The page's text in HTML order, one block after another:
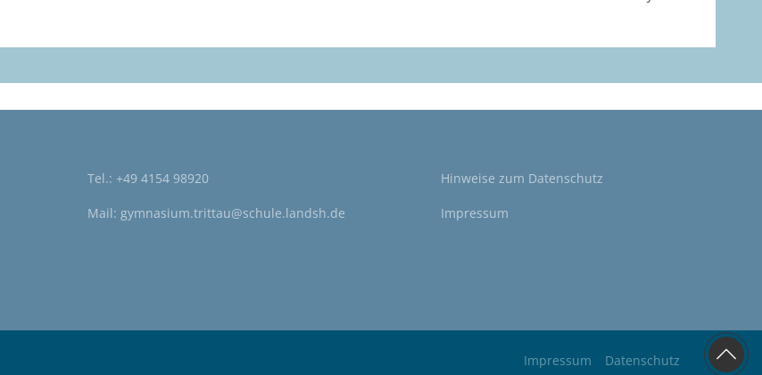
Tel.: +49 4154 98920
Mail: gymnasium.trittau@schule.landsh.de
Hinweise zum Datenschutz
Impressum
Impressum Datenschutz